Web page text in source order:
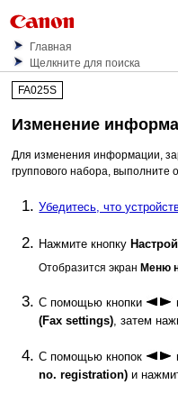
Главная
Щелкните для поиска
FA025S
Изменение
Для изменения информации,
группового набора, выполните
Убедитесь, что
Нажмите кнопку
Отобразится экранМеню
С помощью кнопки
(Fax settings) , затем
С помощью кнопок
no. registration) и